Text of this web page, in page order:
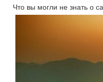
Что вы могли не знать о